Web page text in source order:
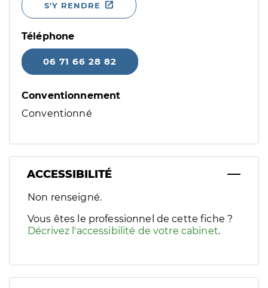
S'Y RENDRE
Téléphone
06 71 66 28 82
Conventionnement
Conventionné
ACCESSIBILITÉ
Filtres
Sélectionnez un ou plusieurs handicaps/besoins
Non renseigné.
Vous êtes le professionnel de cette fiche ?
Décrivez l'accessibilité de votre cabinet.